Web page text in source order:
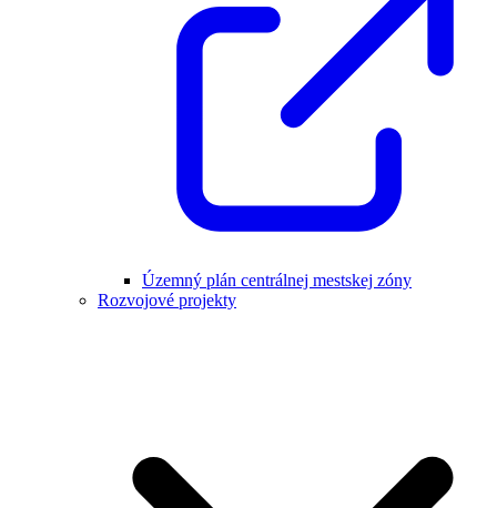
Územný plán centrálnej mestskej zóny
Rozvojové projekty